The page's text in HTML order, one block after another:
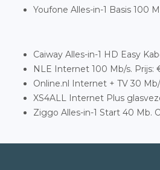
Youfone Alles-in-1 Basis 100
Caiway Alles-in-1 HD Easy
NLE Internet 100 Mb/s. Prijs:
Online.nl Internet + TV 30
XS4ALL Internet Plus
Ziggo Alles-in-1 Start 40 Mb.